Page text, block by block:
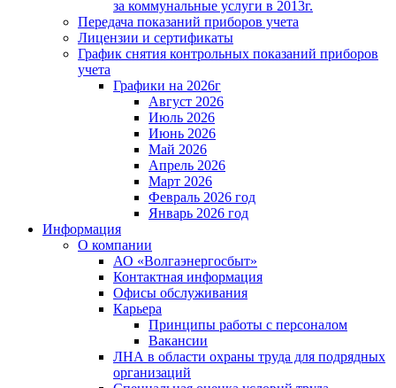
за коммунальные услуги в 2013г.
Передача показаний приборов учета
Лицензии и сертификаты
График снятия контрольных показаний приборов
учета
Графики на 2026г
Август 2026
Июль 2026
Июнь 2026
Май 2026
Апрель 2026
Март 2026
Февраль 2026 год
Январь 2026 год
Информация
О компании
АО «Волгаэнергосбыт»
Контактная информация
Офисы обслуживания
Карьера
Принципы работы с персоналом
Вакансии
ЛНА в области охраны труда для подрядных
организаций